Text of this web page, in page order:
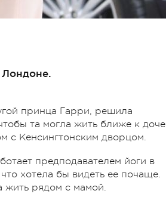
принца Гарри, решила
та могла жить ближе к
с Кенсингтонским дворцом.
предподавателем йоги в
хотела бы видеть ее почаще.
жить рядом с мамой.